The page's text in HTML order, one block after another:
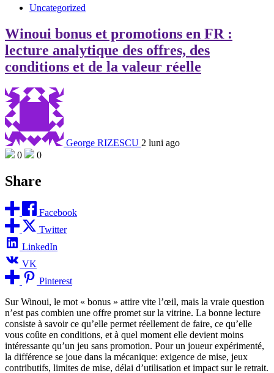
Uncategorized
Winoui bonus et promotions en FR :
lecture analytique des offres, des
conditions et de la valeur réelle
George RIZESCU 2 luni ago
0
0
Share
Facebook
Twitter
LinkedIn
VK
Pinterest
Sur Winoui, le mot « bonus » attire vite l’œil, mais la vraie question
n’est pas combien une offre promet sur la vitrine. La bonne lecture
consiste à savoir ce qu’elle permet réellement de faire, ce qu’elle
vous coûte en conditions, et à quel moment elle devient moins
intéressante qu’un jeu sans promotion. Pour un joueur expérimenté,
la différence se joue dans la mécanique: exigence de mise, jeux
contributifs, limites de mise, délai d’utilisation et impact sur le retrait.